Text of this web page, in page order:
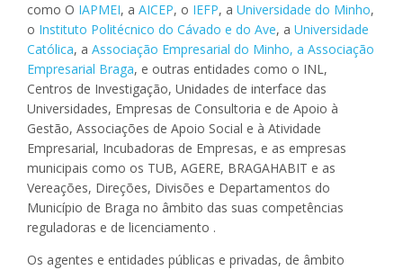
como O IAPMEI, a AICEP, o IEFP, a Universidade do Minho,
o Instituto Politécnico do Cávado e do Ave, a Universidade
Católica, a Associação Empresarial do Minho, a Associação
Empresarial Braga, e outras entidades como o INL,
Centros de Investigação, Unidades de interface das
Universidades, Empresas de Consultoria e de Apoio à
Gestão, Associações de Apoio Social e à Atividade
Empresarial, Incubadoras de Empresas, e as empresas
municipais como os TUB, AGERE, BRAGAHABIT e as
Vereações, Direções, Divisões e Departamentos do
Município de Braga no âmbito das suas competências
reguladoras e de licenciamento .
Os agentes e entidades públicas e privadas, de âmbito